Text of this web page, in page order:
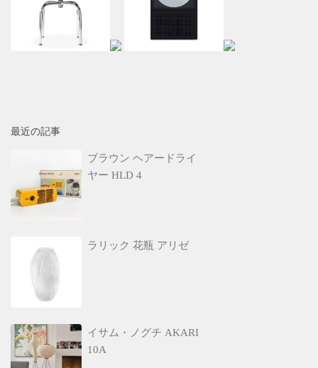
最近の記事
ブラウン ヘアードライ
ヤー HLD 4
ラリック 花瓶 アリゼ
イサム・ノグチ AKARI
10A